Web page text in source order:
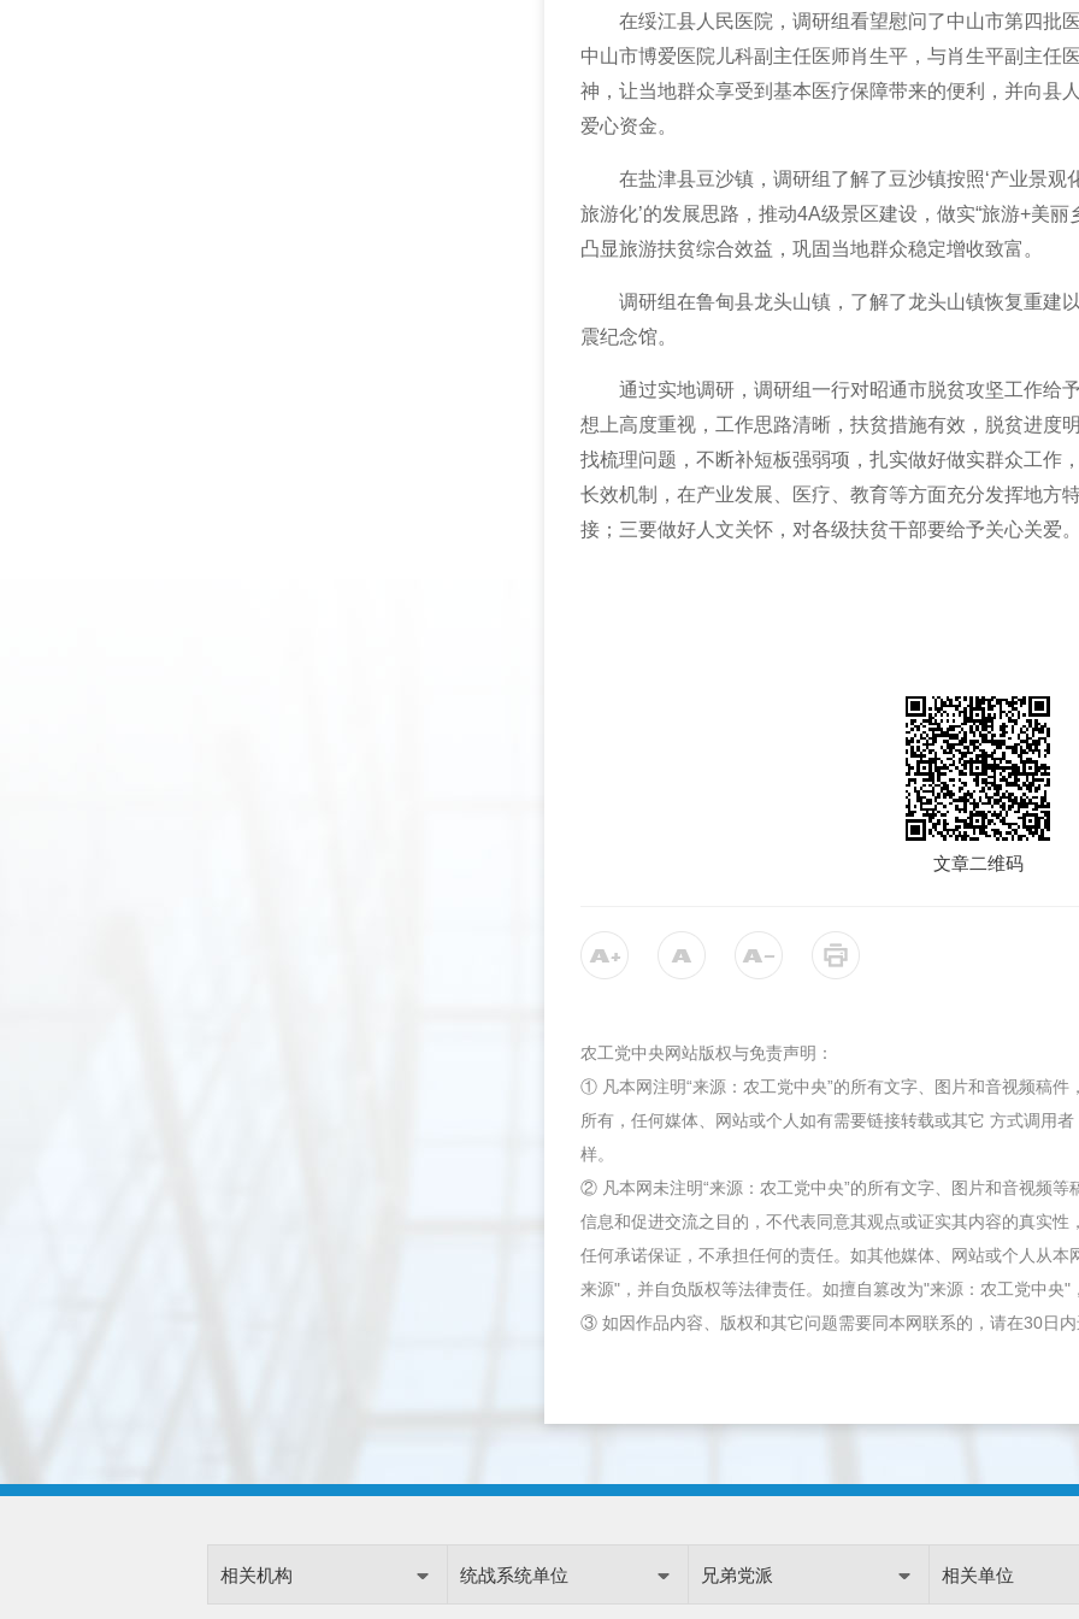
在绥江县人民医院，调研组看望慰问了中山市第四批
中山市博爱医院儿科副主任医师肖生平，与肖生平副主任
神，让当地群众享受到基本医疗保障带来的便利，并向县
爱心资金。
在盐津县豆沙镇， 调研组 了解了豆沙镇按照‘产业景观
旅游化’的发展思路，推动4A级景区建设，做实“旅游+美丽
凸显旅游扶贫综合效益，巩固当地群众稳定增收致富。
调研组在鲁甸县龙头山镇 ， 了解了龙头山镇恢复重建
震纪念馆。
通过实地调研，调研组一行对昭通市脱贫攻坚工作给
想上高度重视，工作思路清晰，扶贫措施有效，脱贫进度
找梳理问题 ， 不断补短板强弱项，扎实做好做实群众工作
长效机制
， 在产业发展、医疗、教育等方面充分发挥地方
接 ； 三要做好人文关怀 ， 对各级扶贫干部要给予关心关爱
文章二维码
农工党中央网站版权与免责声明：
① 凡本网注明“来源：农工党中央”的所有文字、图片和音视频稿
所有，任何媒体、网站或个人如有需要链接转载或其它 方式调用
样。
② 凡本网未注明“来源：农工党中央”的所有文字、图片和音视频
信息和促进交流之目的，不代表同意其观点或证实其内容的真实
任何承诺保证，不承担任何的责任。如其他媒体、网站或个人从
来源"，并自负版权等法律责任。如擅自篡改为"来源：农工党中央"
③ 如因作品内容、版权和其它问题需要同本网联系的，请在30日
相关机构 统战系统单位 兄弟党派 相关单位